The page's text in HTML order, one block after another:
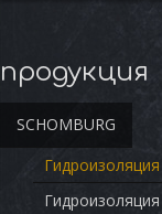
продукция
SCHOMBURG